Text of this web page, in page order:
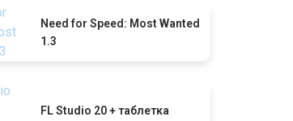
Need for Speed: Most Wanted
1.3
FL Studio 20 + таблетка